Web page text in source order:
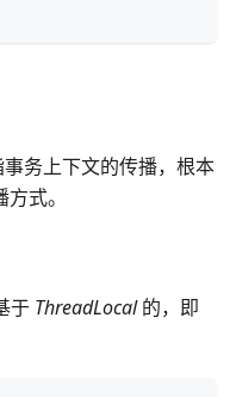
务上下文的传播，根本
式。
于 ThreadLocal的，即